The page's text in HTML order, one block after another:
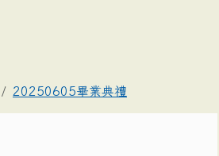
20250605畢業典禮